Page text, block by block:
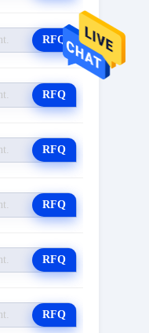
RFQ
RFQ
RFQ
RFQ
RFQ
RFQ